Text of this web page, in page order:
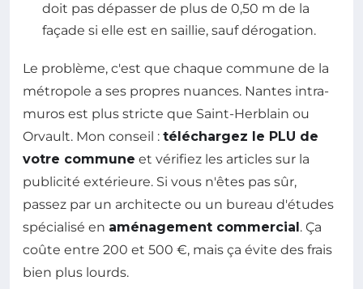
doit pas dépasser de plus de 0,50 m de la
façade si elle est en saillie, sauf dérogation.
Le problème, c'est que chaque commune de la
métropole a ses propres nuances. Nantes intra-
muros est plus stricte que Saint-Herblain ou
Orvault. Mon conseil : téléchargez le PLU de
votre commune et vérifiez les articles sur la
publicité extérieure. Si vous n'êtes pas sûr,
passez par un architecte ou un bureau d'études
spécialisé en aménagement commercial . Ça
coûte entre 200 et 500 €, mais ça évite des frais
bien plus lourds.